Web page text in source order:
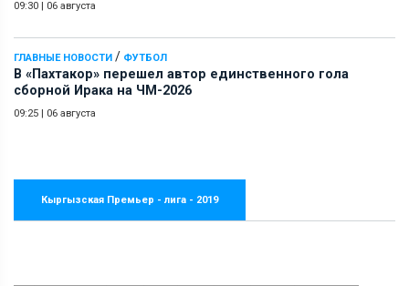
09:30 | 06 августа
ГЛАВНЫЕ НОВОСТИ / ФУТБОЛ
В «Пахтакор» перешел автор единственного гола
сборной Ирака на ЧМ-2026
09:25 | 06 августа
Кыргызская Премьер - лига - 2019